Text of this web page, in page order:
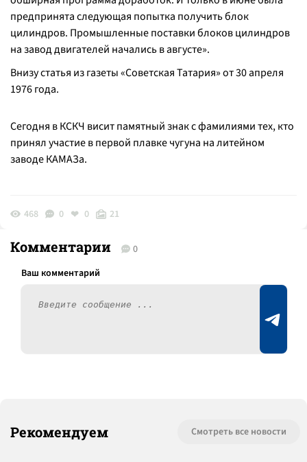
предпринята следующая попытка получить блок
цилиндров. Промышленные поставки блоков цилиндров
на завод двигателей начались в августе».
Внизу статья из газеты «Советская Татария» от 30 апреля
1976 года.
Сегодня в КСКЧ висит памятный знак с фамилиями тех, кто
принял участие в первой плавке чугуна на литейном
заводе КАМАЗа.
468 0 0 21
Комментарии 0
Рекомендуем Смотреть все новости